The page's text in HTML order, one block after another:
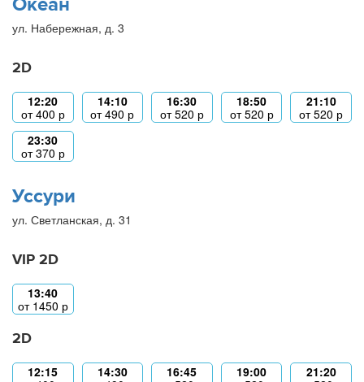
ул. Набережная, д. 3
2D
12:20
от400 р
14:10
от490 р
16:30
от520 р
18:50
от520 р
21:10
от520 р
23:30
от370 р
Уссури
ул. Светланская, д. 31
VIP 2D
13:40
от 1450 р
2D
12:15
14:30
16:45
19:00
21:20